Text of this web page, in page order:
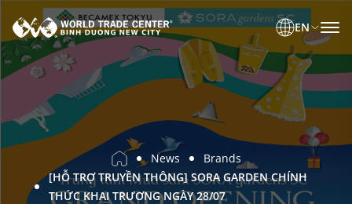
EN
News
Brands
[HỖ TRỢ TRUYỀN THÔNG] SORA GARDEN CHÍNH
THỨC KHAI TRƯƠNG NGÀY 28/07